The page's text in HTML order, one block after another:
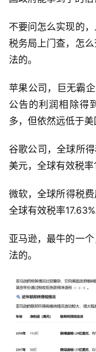
不要问怎么实现的
税务局上门查，怎
法的。
苹果公司，巨无霸
公告的利润相除得
多，但依然远低于美
谷歌公司，全球所
美元，全球有效税率
微软，全球所得税
全球有效税率17.63%
亚马逊，最牛的一
法的。